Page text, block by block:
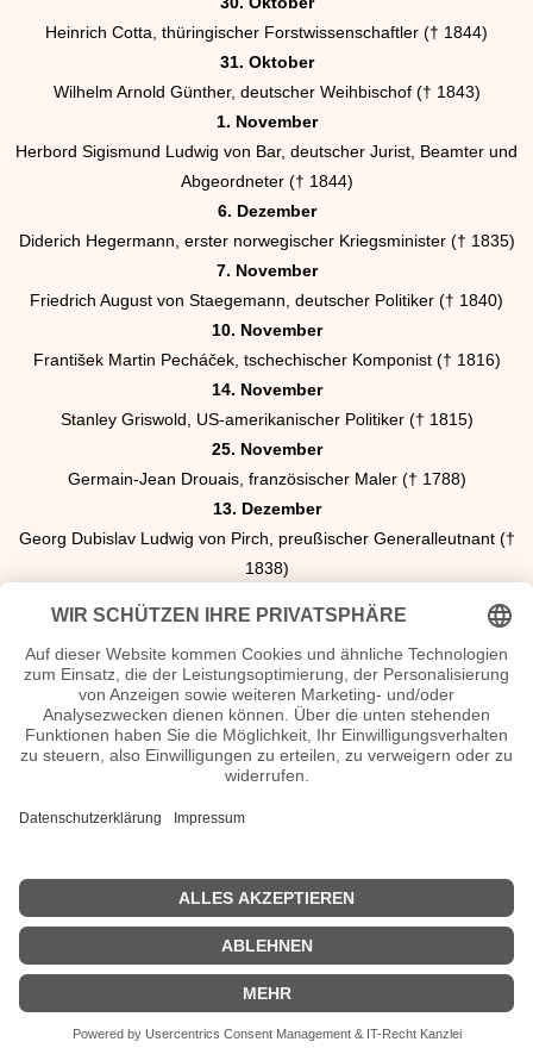
Heinrich Cotta, thüringischer Forstwissenschaftler († 1844)
31. Oktober
Wilhelm Arnold Günther, deutscher Weihbischof († 1843)
1. November
Herbord Sigismund Ludwig von Bar, deutscher Jurist, Beamter und
Abgeordneter († 1844)
6. Dezember
Diderich Hegermann, erster norwegischer Kriegsminister († 1835)
7. November
Friedrich August von Staegemann, deutscher Politiker († 1840)
10. November
František Martin Pecháček, tschechischer Komponist († 1816)
14. November
Stanley Griswold, US-amerikanischer Politiker († 1815)
25. November
Germain-Jean Drouais, französischer Maler († 1788)
13. Dezember
Georg Dubislav Ludwig von Pirch, preußischer Generalleutnant (†
1838)
Georg Joseph Beer, Begründer der wissenschaftlich fundierten
Augenheilkunde († 1821)
Weitere Personen die 1762 geboren wurden
Franz Ferdinand von Druffel, Medizinprofessor, Gutachter von
Anna Katharina Emmerick († 1857)
Michel Joseph Gebauer, französischer Komponist, Professor und
<<Geburtstage 1762| Geburtstage 1764>>
| © 2013–2023 was-war-wann.de. Alle Rechte vorbehalten. |
|
|1600| | 2000 Impressum|